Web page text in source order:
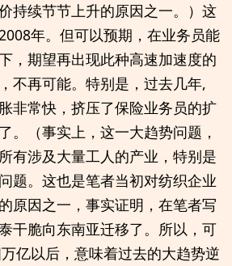
持续节节上升的原因之一。）这
年。但可以预期，在业务员能
，期望再出现此种高速加速度的
不再可能。特别是，过去几年,
非常快，挤压了保险业务员的扩
。（事实上，这一大趋势问题，
有涉及大量工人的产业，特别是
题。这也是笔者当初对纺织企业
原因之一，事实证明，在笔者写
干脆向东南亚迁移了。所以，可
亿以后，意味着过去的大趋势逆